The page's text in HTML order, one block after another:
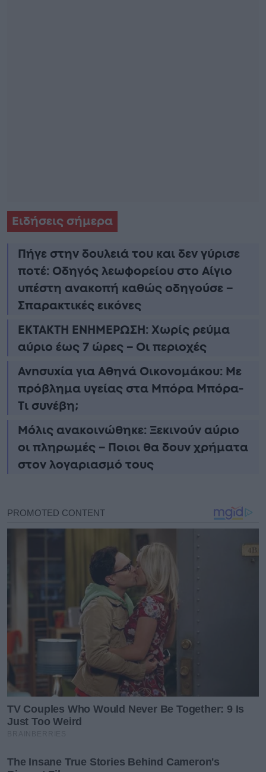
Ειδήσεις σήμερα
Πήγε στην δουλειά του και δεν γύρισε
ποτέ: Οδηγός λεωφορείου στο Αίγιο
υπέστη ανακοπή καθώς οδηγούσε –
Σπαρακτικές εικόνες
ΕΚΤΑΚΤΗ ΕΝΗΜΕΡΩΣΗ: Χωρίς ρεύμα
αύριο έως 7 ώρες – Οι περιοχές
Ανnσυxία για Αθηνά Οικονομάκου: Με
πρόβλημα υγείας στα Μπόρα Μπόρα-
Τι συνέβη;
Μόλις ανακοινώθηκε: Ξεκινούν αύριο
οι πληρωμές – Ποιοι θα δουν χρήματα
στον λογαριασμό τους